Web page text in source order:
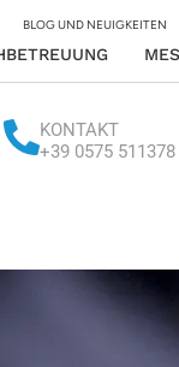
BLOG UND NEUIGKEITEN
KONTAKT
+39 0575 511378